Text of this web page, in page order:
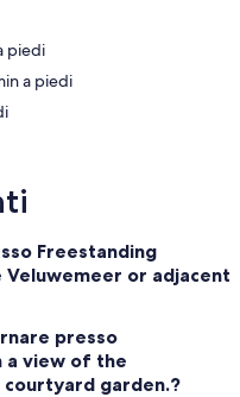
- ‬16 min a piedi
Regthuys - ‬19 min a piedi
Freestanding
or adjacent
presso
a view of the
garden.?